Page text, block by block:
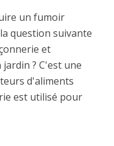
un fumoir
question suivante
et
? C'est une
d'aliments
est utilisé pour